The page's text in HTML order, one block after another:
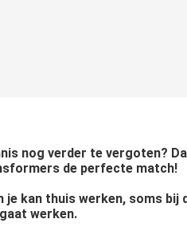
nog verder te vergoten?
de perfecte match!
kan thuis werken, soms bij
werken.